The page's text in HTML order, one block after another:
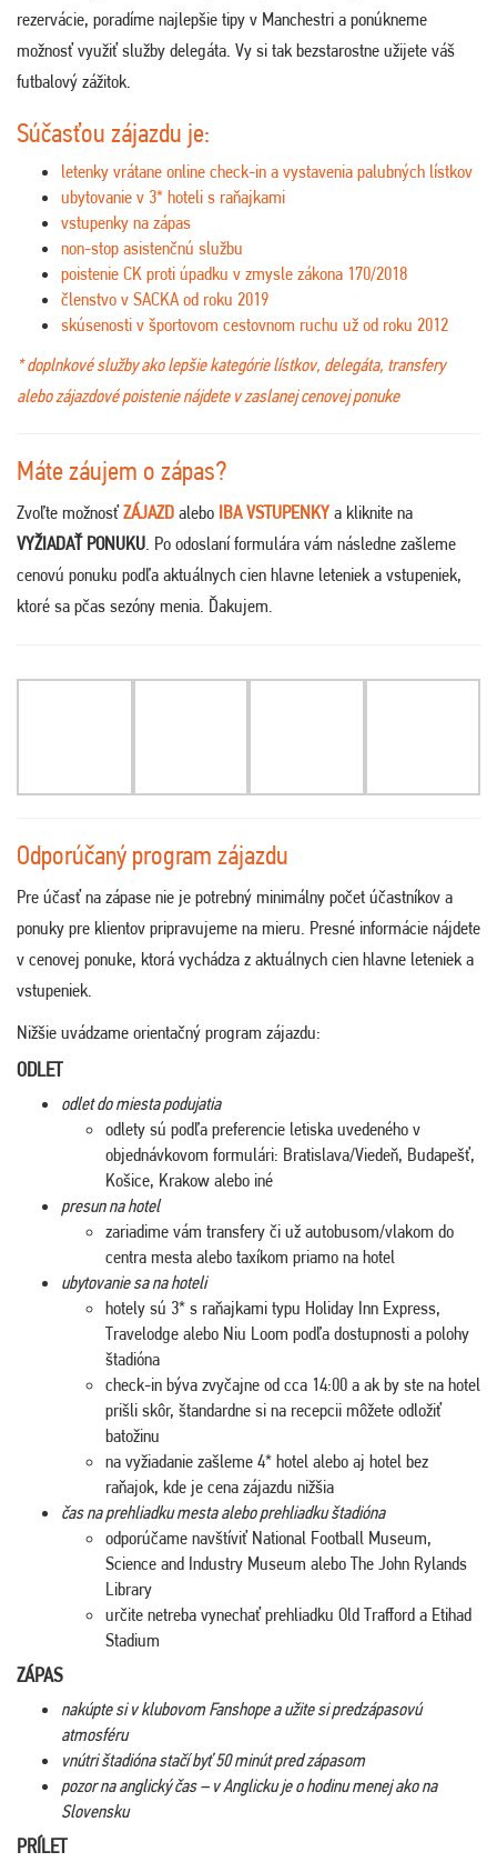
rezervácie, poradíme najlepšie tipy v Manchestri a ponúkneme
možnosť využiť služby delegáta. Vy si tak bezstarostne užijete váš
futbalový zážitok.
Súčasťou zájazdu je:
letenky vrátane online check-in a vystavenia palubných lístkov
ubytovanie v 3* hoteli s raňajkami
vstupenky na zápas
non-stop asistenčnú službu
poistenie CK proti úpadku v zmysle zákona 170/2018
členstvo v SACKA od roku 2019
skúsenosti v športovom cestovnom ruchu už od roku 2012
* doplnkové služby ako lepšie kategórie lístkov, delegáta, transfery
alebo zájazdové poistenie nájdete v zaslanej cenovej ponuke
Máte záujem o zápas?
Zvoľte možnosťZÁJAZD alebo IBA VSTUPENKY a kliknite na
VYŽIADAŤ PONUKU. Po odoslaní formulára vám následne zašleme
cenovú ponuku podľa aktuálnych cien hlavne leteniek a vstupeniek,
ktoré sa pčas sezóny menia. Ďakujem.
Odporúčaný program zájazdu
Pre účasť na zápase nie je potrebný minimálny počet účastníkov a
ponuky pre klientov pripravujeme na mieru. Presné informácie nájdete
v cenovej ponuke, ktorá vychádza z aktuálnych cien hlavne leteniek a
vstupeniek.
Nižšie uvádzame orientačný program zájazdu:
ODLET
odlet do miesta podujatia
odlety sú podľa preferencie letiska uvedeného v
objednávkovom formulári: Bratislava/Viedeň, Budapešť,
Košice, Krakow alebo iné
presun na hotel
zariadime vám transfery či už autobusom/vlakom do
centra mesta alebo taxíkom priamo na hotel
ubytovanie sa na hoteli
hotely sú 3* s raňajkami typu Holiday Inn Express,
Travelodge alebo Niu Loom podľa dostupnosti a polohy
štadióna
check-in býva zvyčajne od cca 14:00 a ak by ste na hotel
prišli skôr, štandardne si na recepcii môžete odložiť
batožinu
na vyžiadanie zašleme 4* hotel alebo aj hotel bez
raňajok, kde je cena zájazdu nižšia
čas na prehliadku mesta alebo prehliadku štadióna
odporúčame navštíviť National Football Museum,
Science and Industry Museum alebo The John Rylands
Library
určite netreba vynechať prehliadku Old Trafford a Etihad
Stadium
ZÁPAS
nakúpte si v klubovom Fanshope a užite si predzápasovú
atmosféru
vnútri štadióna stačí byť 50 minút pred zápasom
pozor na anglický čas – v Anglicku je o hodinu menej ako na
Slovensku
PRÍLET